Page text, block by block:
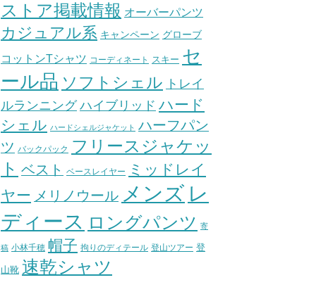
ストア掲載情報 オーバーパンツ
カジュアル系 キャンペーン グローブ
コットンTシャツ コーディネート スキー セ
ール品 ソフトシェル トレイ
ルランニング ハイブリッド ハード
シェル ハードシェルジャケット ハーフパン
ツ バックパック
フリースジャケッ
ト ベスト ベースレイヤー
ミッドレイ
ヤー メリノウール メンズ レ
ディース ロングパンツ 寄
稿 小林千穂 帽子 拘りのディテール 登山ツアー 登
山靴 速乾シャツ